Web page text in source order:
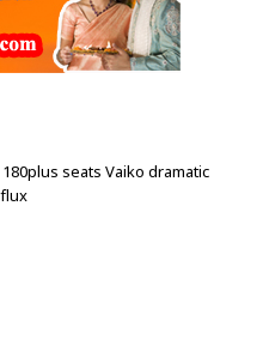
seats Vaiko dramatic